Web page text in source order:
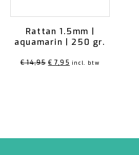
Rattan 1.5mm |
aquamarin | 250 gr.
€14,95 Oorspronkelijke
€ 7,95 Huidige
incl. btw